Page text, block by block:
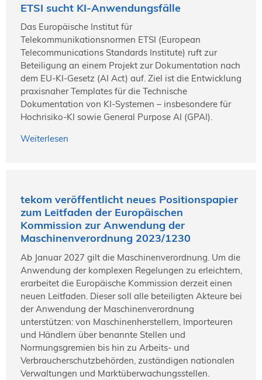
ETSI sucht KI-Anwendungsfälle
Das Europäische Institut für
Telekommunikationsnormen ETSI (European
Telecommunications Standards Institute) ruft zur
Beteiligung an einem Projekt zur Dokumentation nach
dem EU-KI-Gesetz (AI Act) auf. Ziel ist die Entwicklung
praxisnaher Templates für die Technische
Dokumentation von KI-Systemen – insbesondere für
Hochrisiko-KI sowie General Purpose AI (GPAI).
Weiterlesen
tekom veröffentlicht neues Positionspapier
zum Leitfaden der Europäischen
Kommission zur Anwendung der
Maschinenverordnung 2023/1230
Ab Januar 2027 gilt die Maschinenverordnung. Um die
Anwendung der komplexen Regelungen zu erleichtern,
erarbeitet die Europäische Kommission derzeit einen
neuen Leitfaden. Dieser soll alle beteiligten Akteure bei
der Anwendung der Maschinenverordnung
unterstützen: von Maschinenherstellern, Importeuren
und Händlern über benannte Stellen und
Normungsgremien bis hin zu Arbeits- und
Verbraucherschutzbehörden, zuständigen nationalen
Verwaltungen und Marktüberwachungsstellen.